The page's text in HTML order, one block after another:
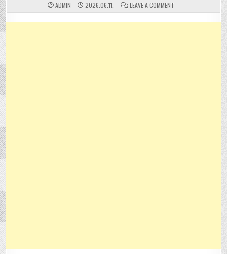
ADMIN 2026.06.11. LEAVE A COMMENT
MOST
LE,